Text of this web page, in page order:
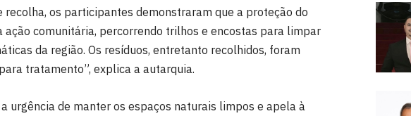
recolha, os participantes demonstraram que a proteção do
ação comunitária, percorrendo trilhos e encostas para limpar
da região. Os resíduos, entretanto recolhidos, foram
tratamento”, explica a autarquia.
urgência de manter os espaços naturais limpos e apela à